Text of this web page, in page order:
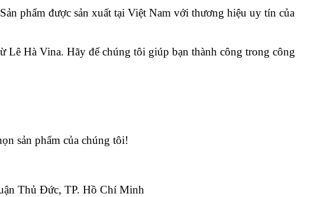
phẩm được sản xuất tại Việt Nam với thương hiệu uy tín của
Lê Hà Vina. Hãy để chúng tôi giúp bạn thành công trong công
sản phẩm của chúng tôi!
Thủ Đức, TP. Hồ Chí Minh